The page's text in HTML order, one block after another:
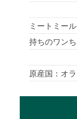
ミートミー
持ちのワン
原産国：オ